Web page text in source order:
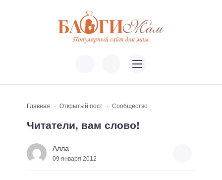
Главная Открытый пост Сообщество
Читатели, вам слово!
Алла
09 января 2012